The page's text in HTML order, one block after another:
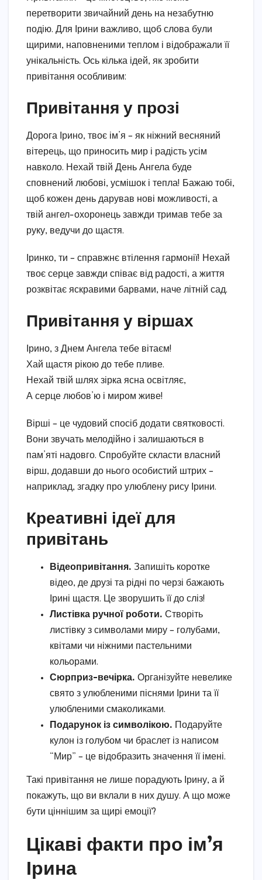
перетворити звичайний день на незабутню
подію. Для Ірини важливо, щоб слова були
щирими, наповненими теплом і відображали її
унікальність. Ось кілька ідей, як зробити
привітання особливим:
Привітання у прозі
Дорога Ірино, твоє ім’я – як ніжний весняний
вітерець, що приносить мир і радість усім
навколо. Нехай твій День Ангела буде
сповнений любові, усмішок і тепла! Бажаю тобі,
щоб кожен день дарував нові можливості, а
твій ангел-охоронець завжди тримав тебе за
руку, ведучи до щастя.
Іринко, ти – справжнє втілення гармонії! Нехай
твоє серце завжди співає від радості, а життя
розквітає яскравими барвами, наче літній сад.
Привітання у віршах
Ірино, з Днем Ангела тебе вітаєм!
Хай щастя рікою до тебе пливе.
Нехай твій шлях зірка ясна освітляє,
А серце любов’ю і миром живе!
Вірші – це чудовий спосіб додати святковості.
Вони звучать мелодійно і залишаються в
пам’яті надовго. Спробуйте скласти власний
вірш, додавши до нього особистий штрих –
наприклад, згадку про улюблену рису Ірини.
Креативні ідеї для
привітань
Відеопривітання. Запишіть коротке
відео, де друзі та рідні по черзі бажають
Ірині щастя. Це зворушить її до сліз!
Листівка ручної роботи. Створіть
листівку з символами миру – голубами,
квітами чи ніжними пастельними
кольорами.
Сюрприз-вечірка. Організуйте невелике
свято з улюбленими піснями Ірини та її
улюбленими смаколиками.
Подарунок із символікою. Подаруйте
кулон із голубом чи браслет із написом
“Мир” – це відобразить значення її імені.
Такі привітання не лише порадують Ірину, а й
покажуть, що ви вклали в них душу. А що може
бути ціннішим за щирі емоції?
Цікаві факти про ім’я
Ірина